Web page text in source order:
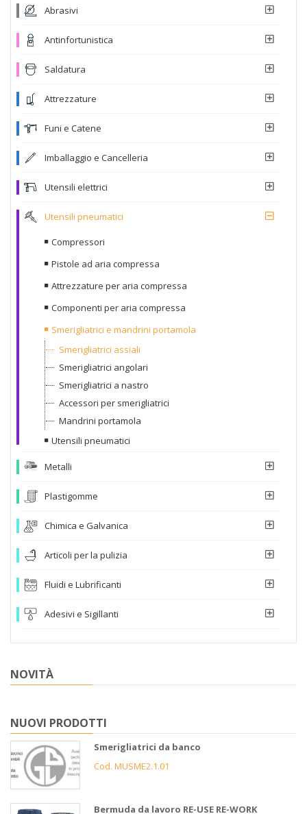
Abrasivi
Antinfortunistica
Saldatura
Attrezzature
Funi e Catene
Imballaggio e Cancelleria
Utensili elettrici
Utensili pneumatici
Compressori
Pistole ad aria compressa
Attrezzature per aria compressa
Componenti per aria compressa
Smerigliatrici e mandrini portamola
Smerigliatrici assiali
Smerigliatrici angolari
Smerigliatrici a nastro
Accessori per smerigliatrici
Mandrini portamola
Utensili pneumatici
Metalli
Plastigomme
Chimica e Galvanica
Articoli per la pulizia
Fluidi e Lubrificanti
Adesivi e Sigillanti
NOVITÀ
NUOVI PRODOTTI
Smerigliatrici da banco
Cod. MUSME2.1.01
Bermuda da lavoro RE-USE RE-WORK